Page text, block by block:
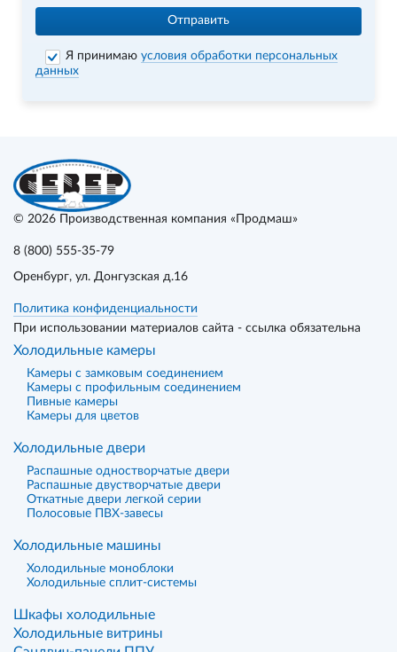
Отправить
Я принимаюусловия обработки персональных
данных
© 2026 Производственная компания «Продмаш»
8 (800) 555-35-79
Оренбург, ул. Донгузская д.16
Политика конфиденциальности
При использовании материалов сайта - ссылка обязательна
Холодильные камеры
Камеры с замковым соединением
Камеры с профильным соединением
Пивные камеры
Камеры для цветов
Холодильные двери
Распашные одностворчатые двери
Распашные двустворчатые двери
Откатные двери легкой серии
Полосовые ПВХ-завесы
Холодильные машины
Холодильные моноблоки
Холодильные сплит-системы
Шкафы холодильные
Холодильные витрины